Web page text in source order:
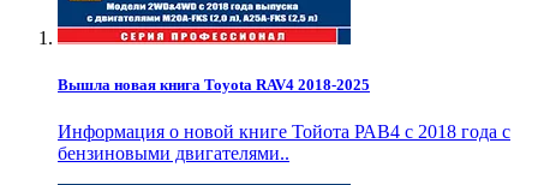
Вышла новая книга Toyota RAV4 2018-2025
Информация о новой книге Тойота РАВ4 с 2018 года с
бензиновыми двигателями..